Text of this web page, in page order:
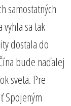
samostatných
sa tak
dostala do
bude naďalej
sveta. Pre
Spojeným